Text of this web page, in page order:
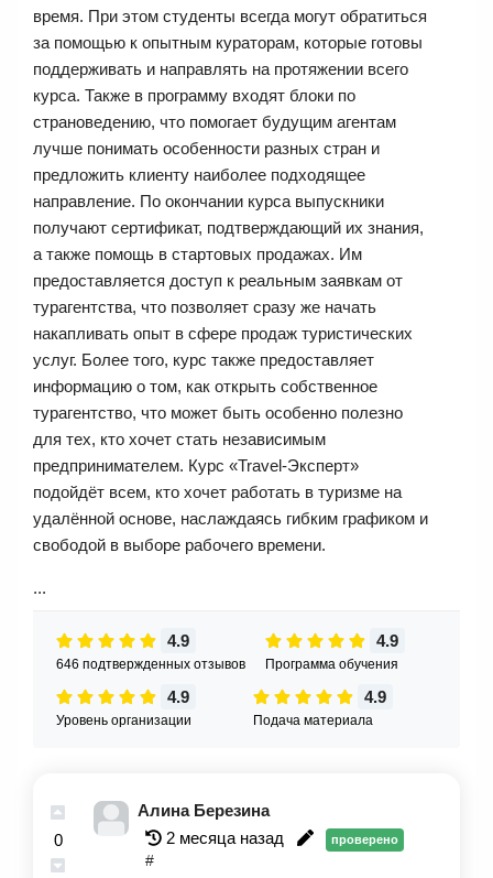
время. При этом студенты всегда могут обратиться
за помощью к опытным кураторам, которые готовы
поддерживать и направлять на протяжении всего
курса. Также в программу входят блоки по
страноведению, что помогает будущим агентам
лучше понимать особенности разных стран и
предложить клиенту наиболее подходящее
направление. По окончании курса выпускники
получают сертификат, подтверждающий их знания,
а также помощь в стартовых продажах. Им
предоставляется доступ к реальным заявкам от
турагентства, что позволяет сразу же начать
накапливать опыт в сфере продаж туристических
услуг. Более того, курс также предоставляет
информацию о том, как открыть собственное
турагентство, что может быть особенно полезно
для тех, кто хочет стать независимым
предпринимателем. Курс «Travel-Эксперт»
подойдёт всем, кто хочет работать в туризме на
удалённой основе, наслаждаясь гибким графиком и
свободой в выборе рабочего времени.
...
4.9
646 подтвержденных отзывов
4.9
Программа обучения
4.9
Уровень организации
4.9
Подача материала
0
Алина Березина
2 месяца назад
проверено
#